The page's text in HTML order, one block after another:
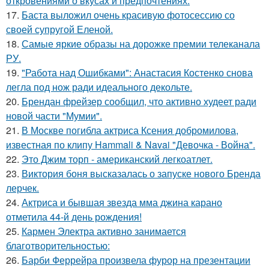
17. Баста выложил очень красивую фотосессию со
своей супругой Еленой.
18. Самые яркие образы на дорожке премии телеканала
РУ.
19. "Работа над Ошибками": Анастасия Костенко снова
легла под нож ради идеального декольте.
20. Брендан фрейзер сообщил, что активно худеет ради
новой части "Мумии".
21. В Москве погибла актриса Ксения добромилова,
известная по клипу Hammali & Navai "Девочка - Война".
22. Это Джим торп - американский легкоатлет.
23. Виктория боня высказалась о запуске нового Бренда
лерчек.
24. Актриса и бывшая звезда мма джина карано
отметила 44-й день рождения!
25. Кармен Электра активно занимается
благотворительностью:
26. Барби Феррейра произвела фурор на презентации